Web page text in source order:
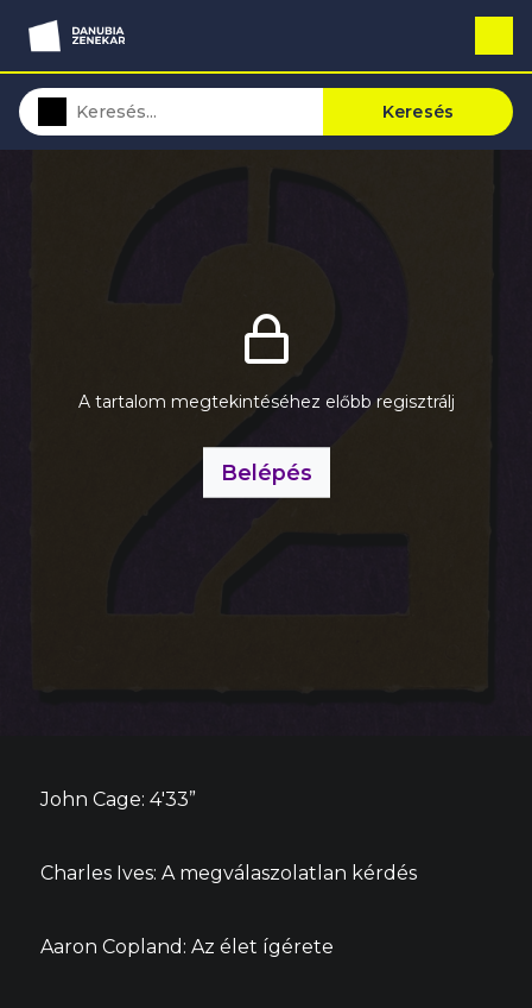
Keresés
A tartalom megtekintéséhez előbb regisztrálj
Belépés
John Cage: 4'33”
Charles Ives: A megválaszolatlan kérdés
Aaron Copland: Az élet ígérete